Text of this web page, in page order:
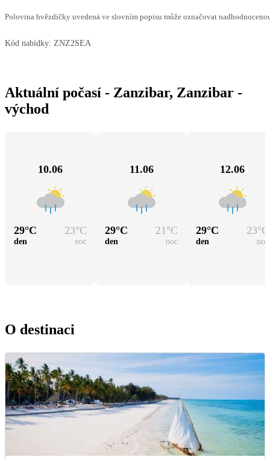
Polovina hvězdičky uvedená ve slovním popisu může označovat
Kód nabídky: ZNZ2SEA
Aktuální počasí - Zanzibar, Zanzibar -
východ
10.06
29°C 23°C
den noc
11.06
29°C 21 °C
den noc
12.06
29°C 23°C
den noc
O destinaci